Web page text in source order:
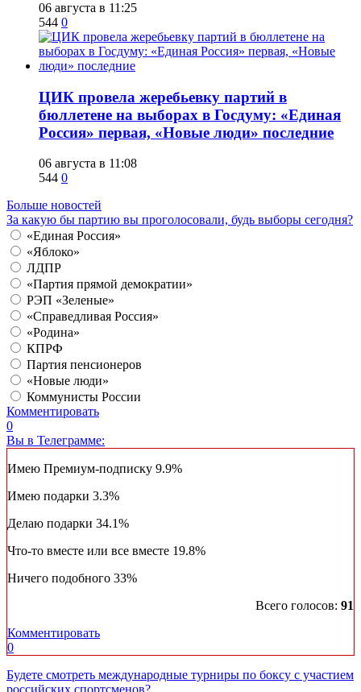
06 августа в 11:25
544 0
ЦИК провела жеребьевку партий в
бюллетене на выборах в Госдуму: «Единая
Россия» первая, «Новые люди» последние
06 августа в 11:08
544 0
Больше новостей
За какую бы партию вы проголосовали, будь выборы сегодня?
«Единая Россия»
«Яблоко»
ЛДПР
«Партия прямой демократии»
РЭП «Зеленые»
«Справедливая Россия»
«Родина»
КПРФ
Партия пенсионеров
«Новые люди»
Коммунисты России
Комментировать
0
Вы в Телеграмме:
Имею Премиум-подписку 9.9%
Имею подарки 3.3%
Делаю подарки 34.1%
Что-то вместе или все вместе 19.8%
Ничего подобного 33%
Всего голосов: 91
Комментировать
0
Будете смотреть международные турниры по боксу с участием